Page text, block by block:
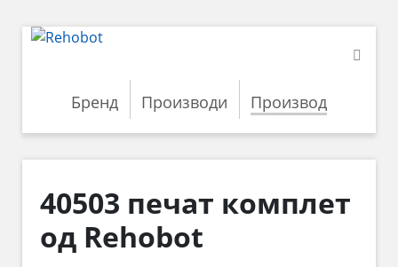
Бренд Производи Производ
40503 печат комплет
од Rehobot